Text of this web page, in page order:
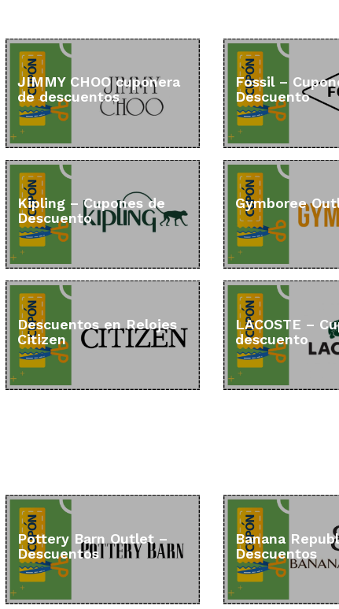
JIMMY CHOO cuponera
de descuentos
Fossil –
Descuento
Kipling – Cupones de
Descuento
Gymboree
Descuentos en Relojes
Citizen
LACOSTE –
descuento
Pottery Barn Outlet –
Descuentos
Banana
Descuentos